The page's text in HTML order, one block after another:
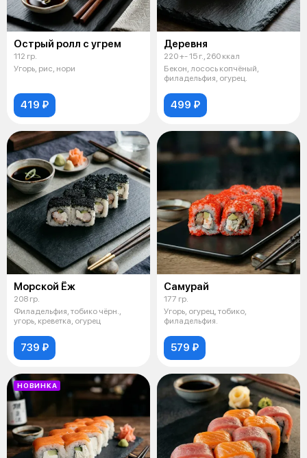
Острый ролл с угрем
112 гр.
Угорь, рис, нори
419 ₽
Деревня
220 +- 15 г., 260 ккал
Бекон, лосось копчёный,
филадельфия, огурец.
499 ₽
Морской Ёж
208 гр.
Филадельфия, тобико чёрн.,
угорь, креветка, огурец
739 ₽
Самурай
177 гр.
Угорь, огурец, тобико,
филадельфия.
579 ₽
НОВИНКА